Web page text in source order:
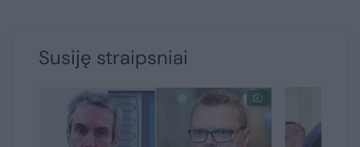
Susiję straipsniai